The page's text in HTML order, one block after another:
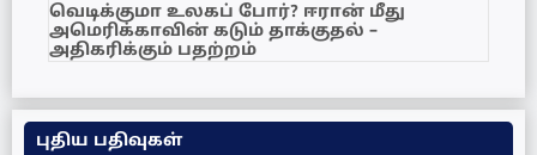
வெடிக்குமா உலகப் போர்? ஈரான் மீது
அமெரிக்காவின் கடும் தாக்குதல் –
அதிகரிக்கும் பதற்றம்
புதிய பதிவுகள்